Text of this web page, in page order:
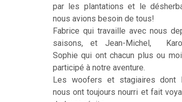
par les plantations et le
nous avions besoin de tous!
Fabrice qui travaille avec nous
saisons, et Jean-Michel,
Sophie qui ont chacun plus ou
participé à notre aventure.
Les woofers et stagiaires dont
nous ont toujours nourri et fait